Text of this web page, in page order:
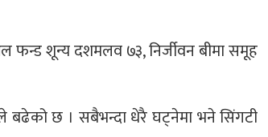
शून्य दशमलव ७३, निर्जीवन बीमा समूह
बढेको छ । सबैभन्दा धेरै घट्नेमा भने सिंगटी